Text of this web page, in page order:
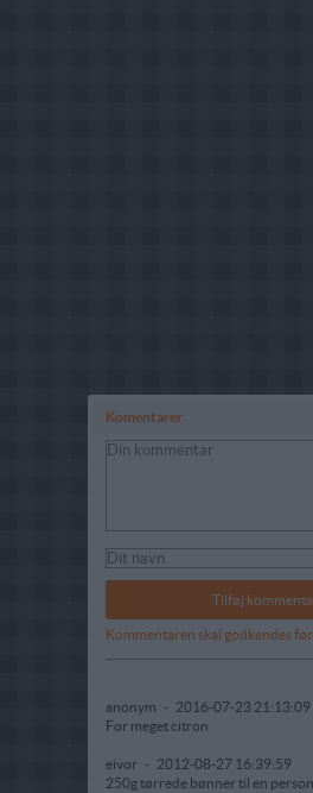
Komentarer
Kommentaren skal godkendes
anonym - 2016-07-23 21:13:09
For meget citron
eivor - 2012-08-27 16:39:59
250g tørrede bønner til en